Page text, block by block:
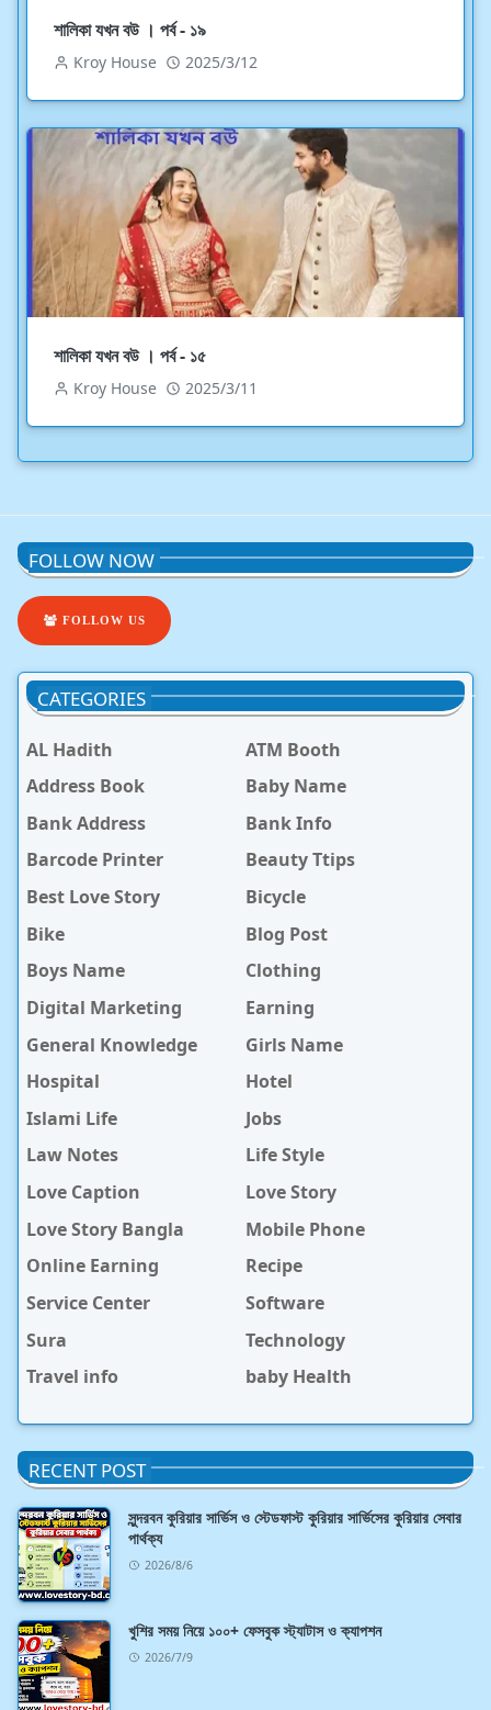
শালিকা যখন বউ । পর্ব - ১৯
Kroy House 2025/3/12
শালিকা যখন বউ । পর্ব - ১৫
Kroy House 2025/3/11
FOLLOW NOW
FOLLOW US
CATEGORIES
AL Hadith
ATM Booth
Address Book
Baby Name
Bank Address
Bank Info
Barcode Printer
Beauty Ttips
Best Love Story
Bicycle
Bike
Blog Post
Boys Name
Clothing
Digital Marketing
Earning
General Knowledge
Girls Name
Hospital
Hotel
Islami Life
Jobs
Law Notes
Life Style
Love Caption
Love Story
Love Story Bangla
Mobile Phone
Online Earning
Recipe
Service Center
Software
Sura
Technology
Travel info
baby Health
RECENT POST
সুন্দরবন কুরিয়ার সার্ভিস ও স্টেডফাস্ট কুরিয়ার সার্ভিসের কুরিয়ার সেবার
পার্থক্য
2026/8/6
খুশির সময় নিয়ে ১০০+ ফেসবুক স্ট্যাটাস ও ক্যাপশন
2026/7/9